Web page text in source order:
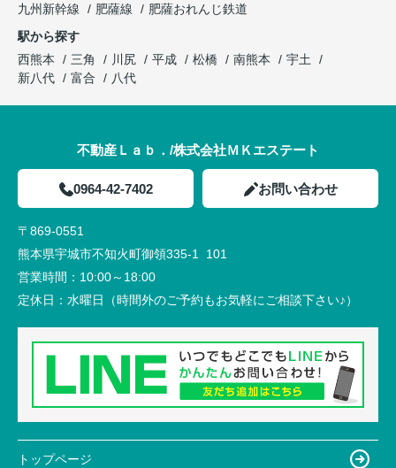
九州新幹線
肥薩線
肥薩おれんじ鉄道
駅から探す
西熊本
三角 川尻 平成 松橋 南熊本
宇土
新八代
富合 八代
不動産Ｌａｂ．/株式会社ＭＫエステート
0964-42-7402 お問い合わせ
〒869-0551
熊本県宇城市不知火町御領335-1 101
営業時間： 10:00～18:00
定休日： 水曜日（時間外のご予約もお気軽にご相談下さい♪）
トップページ